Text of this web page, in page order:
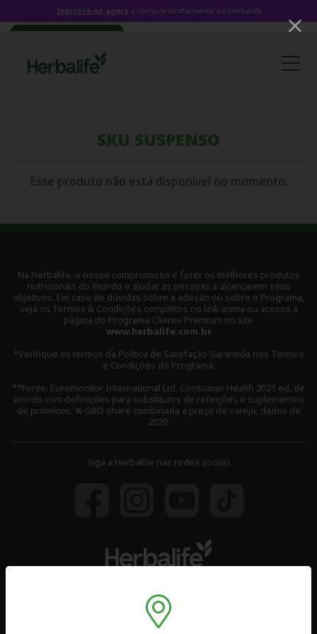
Inscreva-se agora e compre diretamente da Herbalife
SKU SUSPENSO
Esse produto não está disponível no momento.
Assista o Vídeo
Vantagens e Benefícios
Perguntas Frequentes
Na Herbalife, o nosso compromisso é fazer os melhores produtos
nutricionais do mundo e ajudar as pessoas a alcançarem seus
objetivos. Em caso de dúvidas sobre a adesão ou sobre o Programa,
veja os Termos & Condições completos no link acima ou acesse a
página do Programa Cliente Premium no site
www.herbalife.com.br
*Verifique os termos da Política de Satisfação Garantida nos Termos
e Condições do Programa.
**Fonte: Euromonitor International Ltd, Consumer Health 2021 ed, de
acordo com definições para substitutos de refeições e suplementos
de proteicos; % GBO share combinada a preço de varejo, dados de
2020.
Siga a Herbalife nas redes sociais